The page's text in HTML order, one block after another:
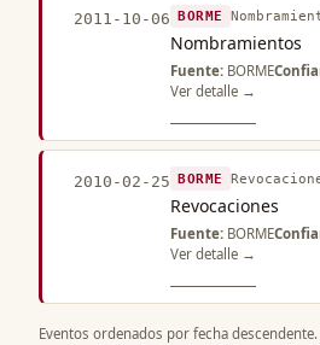
2011-10-06 BORME
Nombramientos
Fuente: BORME
Ver detalle →
2010-02-25 BORME
Revocaciones
Fuente: BORME
Ver detalle →
Eventos ordenados por fecha descendente.